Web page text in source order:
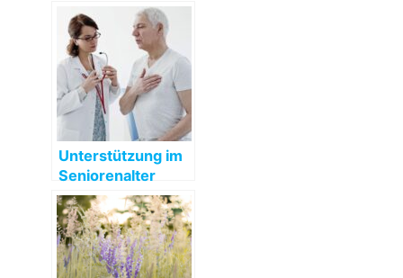
Unterstützung im
Seniorenalter